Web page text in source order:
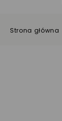
Strona główna